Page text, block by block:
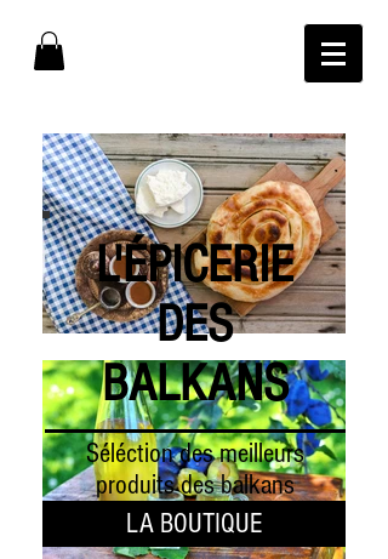
L'ÉPICERIE
DES
BALKANS
Séléction des meilleurs
produits des balkans
LA BOUTIQUE